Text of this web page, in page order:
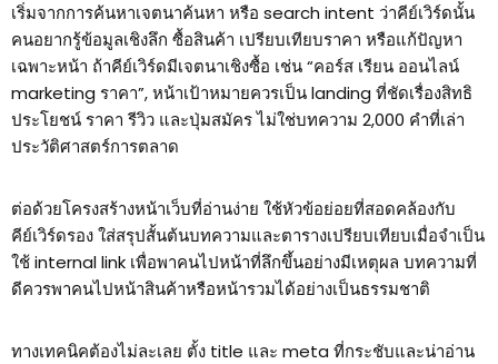
เริ่มจากการค้นหาเจตนาค้นหา หรือ search intent ว่าคีย์เวิร์ดนั้น
คนอยากรู้ข้อมูลเชิงลึก ซื้อสินค้า เปรียบเทียบราคา หรือแก้ปัญหา
เฉพาะหน้า ถ้าคีย์เวิร์ดมีเจตนาเชิงซื้อ เช่น “คอร์ส เรียน ออนไลน์
marketing ราคา”, หน้าเป้าหมายควรเป็น landing ที่ชัดเรื่องสิทธิ
ประโยชน์ ราคา รีวิว และปุ่มสมัคร ไม่ใช่บทความ 2,000 คำที่เล่า
ประวัติศาสตร์การตลาด
ต่อด้วยโครงสร้างหน้าเว็บที่อ่านง่าย ใช้หัวข้อย่อยที่สอดคล้องกับ
คีย์เวิร์ดรอง ใส่สรุปสั้นต้นบทความและตารางเปรียบเทียบเมื่อจำเป็น
ใช้ internal link เพื่อพาคนไปหน้าที่ลึกขึ้นอย่างมีเหตุผล บทความที่
ดีควรพาคนไปหน้าสินค้าหรือหน้ารวมได้อย่างเป็นธรรมชาติ
ทางเทคนิคต้องไม่ละเลย ตั้ง title และ meta ที่กระชับและน่าอ่าน